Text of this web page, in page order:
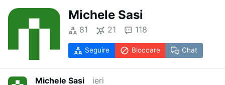
Michele Sasi
81 21 118
Seguire Bloccare Chat
Michele Sasi
ieri